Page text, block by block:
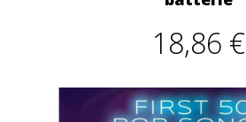
18,86 €